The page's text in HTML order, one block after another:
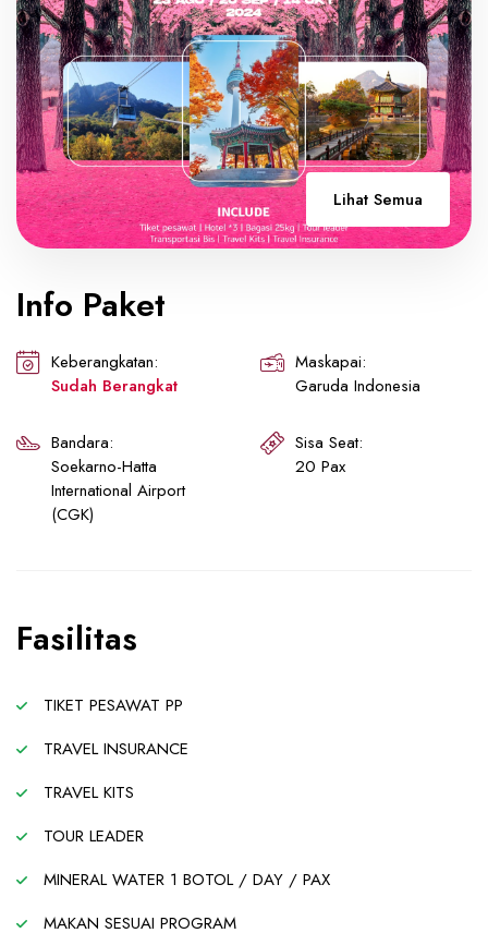
Lihat Semua
Info Paket
Keberangkatan:
Sudah Berangkat
Maskapai:
Garuda Indonesia
Bandara:
Soekarno-Hatta
International Airport
(CGK)
Sisa Seat:
20 Pax
Fasilitas
TIKET PESAWAT PP
TRAVEL INSURANCE
TRAVEL KITS
TOUR LEADER
MINERAL WATER 1 BOTOL / DAY / PAX
MAKAN SESUAI PROGRAM